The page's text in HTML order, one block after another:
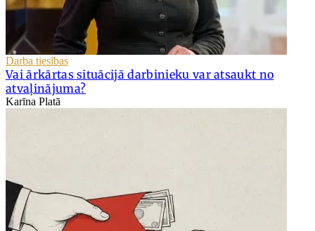
Darba tiesības
Vai ārkārtas situācijā darbinieku var atsaukt no
atvaļinājuma?
Karīna Platā